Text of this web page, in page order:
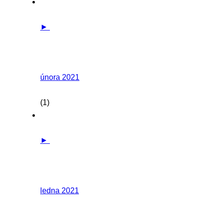
►
února 2021
(1)
►
ledna 2021